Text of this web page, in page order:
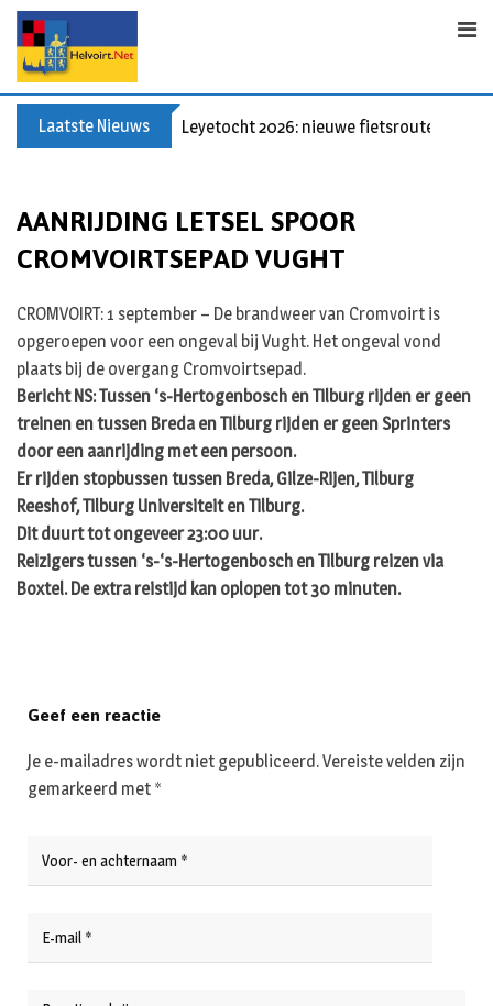
Skip
content
Laatste Nieuws Leyetocht 2026: nieuwe fietsroutes
AANRIJDING LETSEL SPOOR
CROMVOIRTSEPAD VUGHT
CROMVOIRT: 1 september – De brandweer van Cromvoirt is
opgeroepen voor een ongeval bij Vught. Het ongeval vond
plaats bij de overgang Cromvoirtsepad.
Bericht NS: Tussen ‘s-Hertogenbosch en Tilburg rijden er geen
treinen en tussen Breda en Tilburg rijden er geen Sprinters
door een aanrijding met een persoon.
Er rijden stopbussen tussen Breda, Gilze-Rijen, Tilburg
Reeshof, Tilburg Universiteit en Tilburg.
Dit duurt tot ongeveer 23:00 uur.
Reizigers tussen ‘s-‘s-Hertogenbosch en Tilburg reizen via
Boxtel. De extra reistijd kan oplopen tot 30 minuten.
Geef een reactie
Je e-mailadres wordt niet gepubliceerd.Vereiste velden zijn
gemarkeerd met *